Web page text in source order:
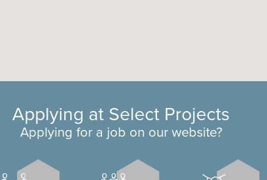
Applying at Select Projects
Applying for a job on our website?